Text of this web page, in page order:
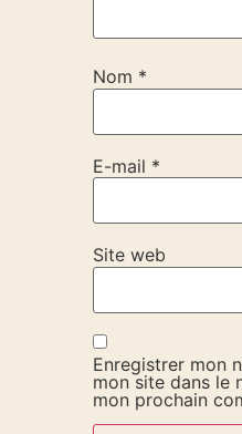
Nom *
E-mail *
Site web
Enregistrer mon
mon site dans le
mon prochain